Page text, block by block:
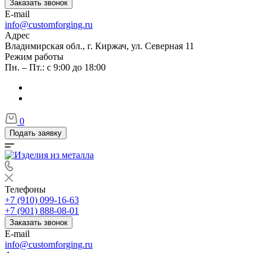
Заказать звонок
E-mail
info@customforging.ru
Адрес
Владимирская обл., г. Киржач, ул. Северная 11
Режим работы
Пн. – Пт.: с 9:00 до 18:00
0
Подать заявку
Телефоны
+7 (910) 099-16-63
+7 (901) 888-08-01
Заказать звонок
E-mail
info@customforging.ru